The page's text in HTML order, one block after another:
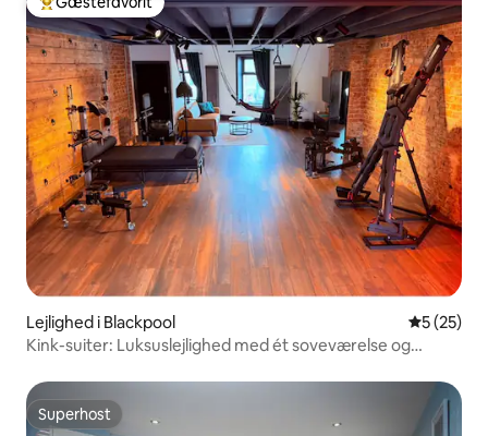
Bedste gæstefavorit
Lejlighed i Blackpool 5 ud af 5 i
5 (25)
Kink-suiter: Luksuslejlighed med ét soveværelse og
Superhost
Superhost